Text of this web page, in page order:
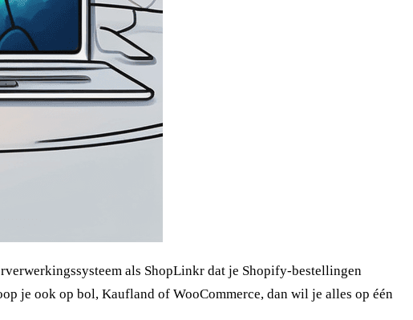
als ShopLinkr dat je Shopify-bestellingen
je ook op bol, Kaufland of WooCommerce, dan wil je alles op één